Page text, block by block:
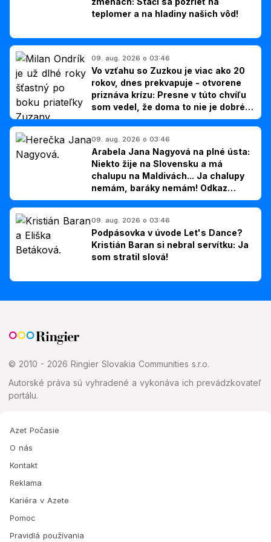
teplomer a na hladiny našich vôd!
09. aug. 2026 o 03:46
Vo vzťahu so Zuzkou je viac ako 20
rokov, dnes prekvapuje - otvorene
priznáva krízu: Presne v túto chvíľu
som vedel, že doma to nie je dobré,
hovorí Milan Ondrík
09. aug. 2026 o 03:46
Arabela Jana Nagyová na plné ústa:
Niekto žije na Slovensku a má
chalupu na Maldivách... Ja chalupy
nemám, baráky nemám! Odkaz
Slovákom
09. aug. 2026 o 03:46
Podpásovka v úvode Let's Dance?
Kristián Baran si nebral servítku: Ja
som stratil slová!
© 2010 - 2026 Ringier Slovakia Communities s.r.o.
Autorské práva sú vyhradené a vykonáva ich prevádzkovateľ
portálu.
Azet Počasie
O nás
Kontakt
Reklama
Kariéra v Azete
Pomoc
Pravidlá používania